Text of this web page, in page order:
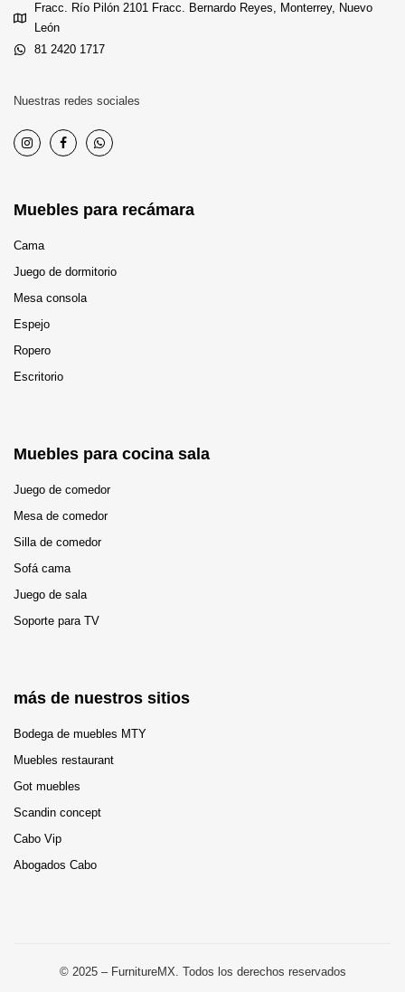
Fracc. Río Pilón 2101 Fracc. Bernardo Reyes, Monterrey, Nuevo
León
81 2420 1717
Nuestras redes sociales
Muebles para recámara
Cama
Juego de dormitorio
Mesa consola
Espejo
Ropero
Escritorio
Muebles para cocina sala
Juego de comedor
Mesa de comedor
Silla de comedor
Sofá cama
Juego de sala
Soporte para TV
más de nuestros sitios
Bodega de muebles MTY
Muebles restaurant
Got muebles
Scandin concept
Cabo Vip
Abogados Cabo
© 2025 – FurnitureMX. Todos los derechos reservados